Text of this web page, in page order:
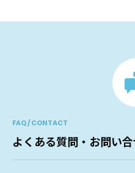
FAQ / CONTACT
よくある質問・お問い